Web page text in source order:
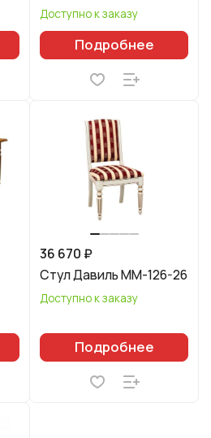
Доступно к заказу
Подробнее
36 670 ₽
Стул Давиль ММ-126-26
Доступно к заказу
Подробнее